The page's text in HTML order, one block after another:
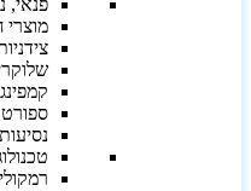
פנאי,
מוצרי
ספורט
נסיעות